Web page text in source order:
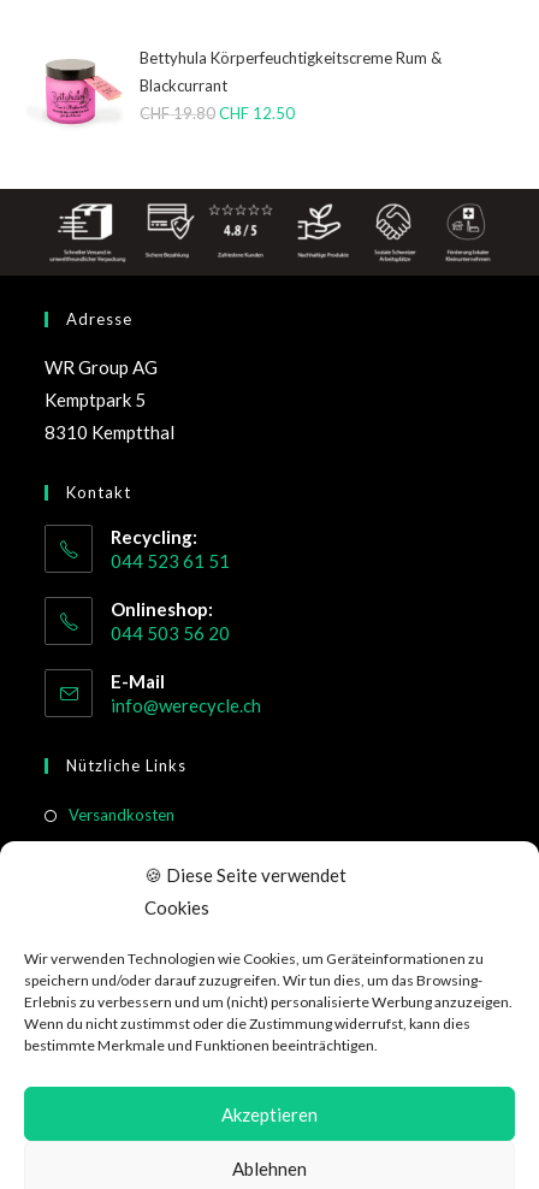
🍪 Diese Seite verwendet
Cookies
Wir verwenden Technologien wie Cookies, um Geräteinformationen zu
speichern und/oder darauf zuzugreifen. Wir tun dies, um das Browsing-
Erlebnis zu verbessern und um (nicht) personalisierte Werbung anzuzeigen.
Wenn du nicht zustimmst oder die Zustimmung widerrufst, kann dies
bestimmte Merkmale und Funktionen beeinträchtigen.
Akzeptieren
Ablehnen
Bettyhula Körperfeuchtigkeitscreme Rum &
Blackcurrant
CHF19.80 CHF 12.50
Adresse
WR Group AG
Kemptpark 5
8310 Kemptthal
Kontakt
Recycling:
044 523 61 51
Onlineshop:
044 503 56 20
E-Mail
info@werecycle.ch
Nützliche Links
Versandkosten
Kundeninformation
Social Media